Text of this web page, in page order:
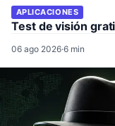
APLICACIONES
Test de visión
06 ago 2026·6 min